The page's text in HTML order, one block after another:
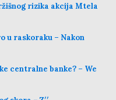
rizika akcija Mtela
u raskoraku – Nakon
centralne banke? – We